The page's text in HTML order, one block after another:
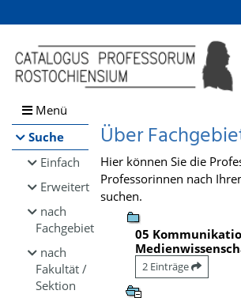
Browsen
direkt zum Inhalt
Menü
Suche
Einfach
Erweitert
nach
Fachgebiet
nach
Fakultät /
Sektion
Über
Hier können Sie die
Professorinnen nach
suchen.
05
2 Einträge